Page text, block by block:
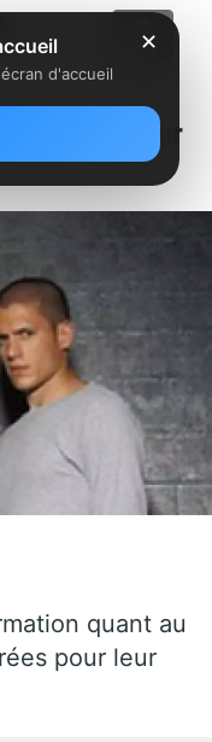
de retour
quant au
pour leur
✕
d'accueil